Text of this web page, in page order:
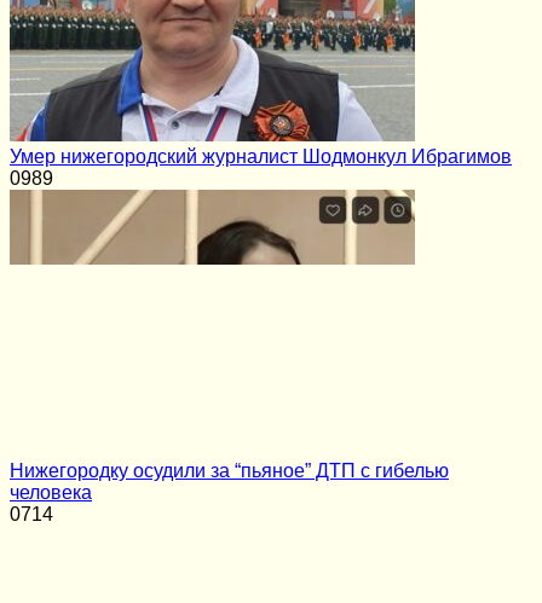
Умер нижегородский журналист Шодмонкул Ибрагимов
0989
Нижегородку осудили за “пьяное” ДТП с гибелью
человека
0714